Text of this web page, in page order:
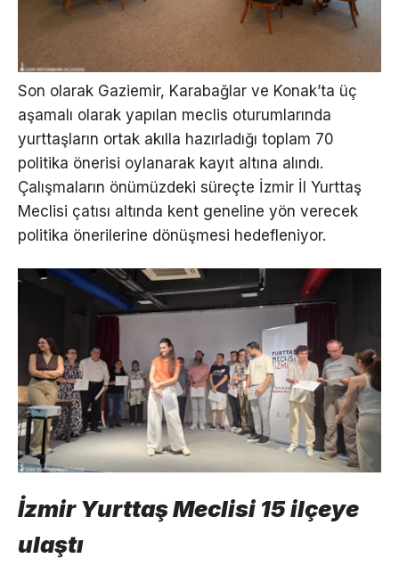
Son olarak Gaziemir, Karabağlar ve Konak’ta üç
aşamalı olarak yapılan meclis oturumlarında
yurttaşların ortak akılla hazırladığı toplam 70
politika önerisi oylanarak kayıt altına alındı.
Çalışmaların önümüzdeki süreçte İzmir İl Yurttaş
Meclisi çatısı altında kent geneline yön verecek
politika önerilerine dönüşmesi hedefleniyor.
İzmir Yurttaş Meclisi 15 ilçeye
ulaştı